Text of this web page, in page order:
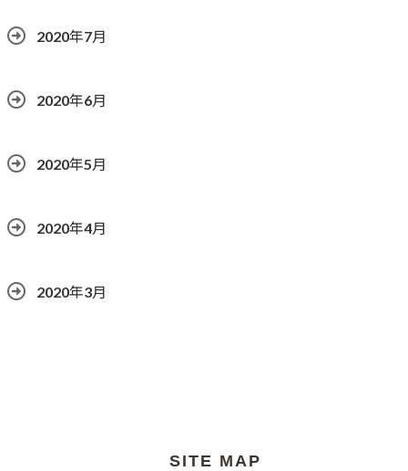
2020年7月
2020年6月
2020年5月
2020年4月
2020年3月
SITE MAP